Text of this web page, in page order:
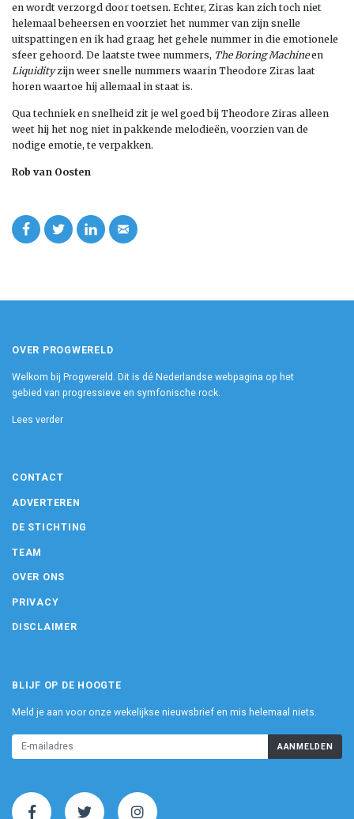
en wordt verzorgd door toetsen. Echter, Ziras kan zich toch niet
helemaal beheersen en voorziet het nummer van zijn snelle
uitspattingen en ik had graag het gehele nummer in die emotionele
sfeer gehoord. De laatste twee nummers, The Boring Machineen
Liquidityzijn weer snelle nummers waarin Theodore Ziras laat
horen waartoe hij allemaal in staat is.
Qua techniek en snelheid zit je wel goed bij Theodore Ziras alleen
weet hij het nog niet in pakkende melodieën, voorzien van de
nodige emotie, te verpakken.
Rob van Oosten
OVER PROGWERELD
Welkom bij Progwereld. Dit is dé Nederlandse webpagina op het
gebied van progressieve en symfonische rock.
Lees verder
CONTACT
ADVERTEREN
DE STICHTING
TEAM
OVER ONS
PRIVACY
DISCLAIMER
BLIJF OP DE HOOGTE
Meld je aan voor onze wekelijkse nieuwsbrief en mis helemaal niets.
AANMELDEN